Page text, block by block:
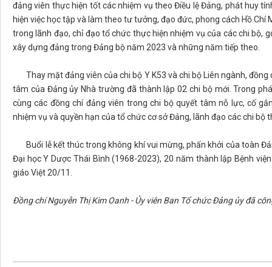
đảng viên thực hiện tốt các nhiệm vụ theo Điều lệ Đảng, phát huy
hiện việc học tập và làm theo tư tưởng, đạo đức, phong cách Hồ
trong lãnh đạo, chỉ đạo tổ chức thực hiện nhiệm vụ của các chi bộ,
xây dựng đảng trong Đảng bộ năm 2023 và những năm tiếp theo.
Thay mặt đảng viên của chi bộ Y K53 và chi bộ Liên ngành, đồng
tâm của Đảng ủy Nhà trường đã thành lập 02 chi bộ mới. Trong
cùng các đồng chí đảng viên trong chi bộ quyết tâm nỗ lực, cố
nhiệm vụ và quyền hạn của tổ chức cơ sở Đảng, lãnh đạo các chi bộ
Buổi lễ kết thúc trong không khí vui mừng, phấn khởi của toàn
Đại học Y Dược Thái Bình (1968-2023), 20 năm thành lập Bệnh
giáo Việt 20/11.
Đồng chí Nguyễn Thị Kim Oanh - Ủy viên Ban Tổ chức Đảng ủy đã